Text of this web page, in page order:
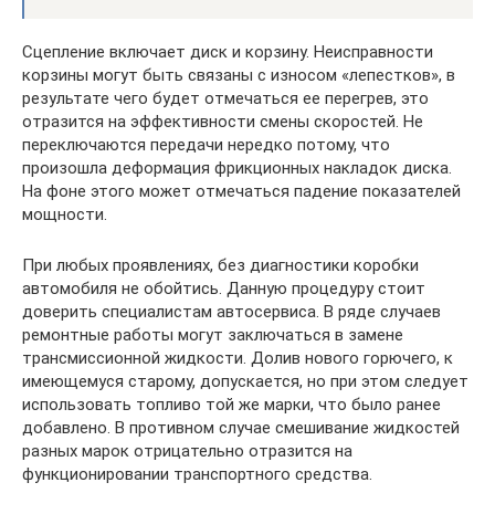
Сцепление включает диск и корзину. Неисправности
корзины могут быть связаны с износом «лепестков», в
результате чего будет отмечаться ее перегрев, это
отразится на эффективности смены скоростей. Не
переключаются передачи нередко потому, что
произошла деформация фрикционных накладок диска.
На фоне этого может отмечаться падение показателей
мощности.
При любых проявлениях, без диагностики коробки
автомобиля не обойтись. Данную процедуру стоит
доверить специалистам автосервиса. В ряде случаев
ремонтные работы могут заключаться в замене
трансмиссионной жидкости. Долив нового горючего, к
имеющемуся старому, допускается, но при этом следует
использовать топливо той же марки, что было ранее
добавлено. В противном случае смешивание жидкостей
разных марок отрицательно отразится на
функционировании транспортного средства.